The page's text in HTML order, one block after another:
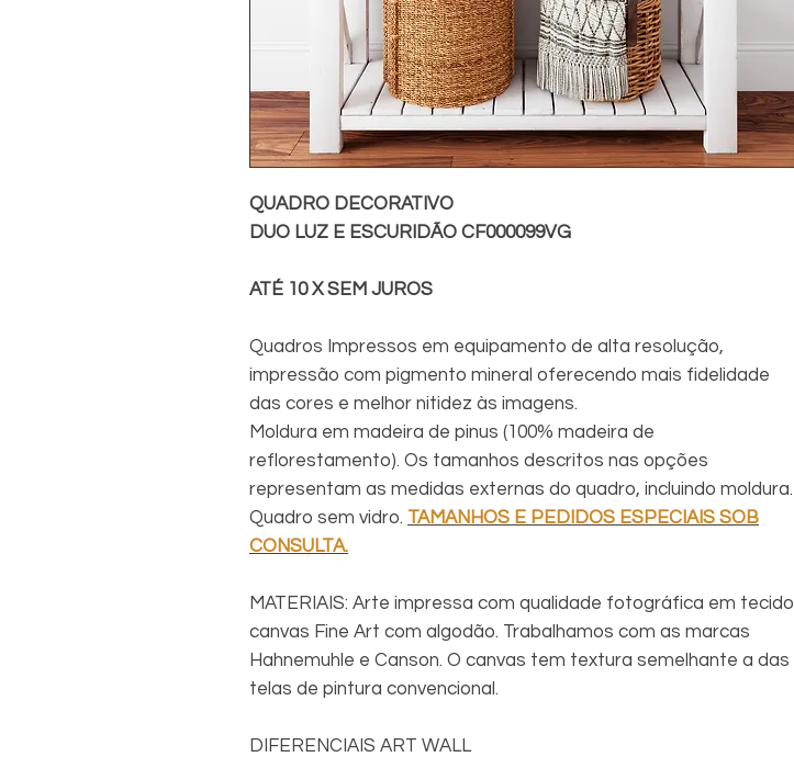
QUADRO DECORATIVO
DUO LUZ E ESCURIDÃO CF000099VG
ATÉ 10 X SEM JUROS
Quadros Impressos em equipamento de alta resolução,
impressão com pigmento mineral oferecendo mais fidelidade
das cores e melhor nitidez às imagens.
Moldura em madeira de pinus (100% madeira de
reflorestamento). Os tamanhos descritos nas opções
representam as medidas externas do quadro, incluindo moldura.
Quadro sem vidro. TAMANHOS E PEDIDOS ESPECIAIS SOB
CONSULTA.
MATERIAIS: Arte impressa com qualidade fotográfica em tecido
canvas Fine Art com algodão. Trabalhamos com as marcas
Hahnemuhle e Canson. O canvas tem textura semelhante a das
telas de pintura convencional.
DIFERENCIAIS ART WALL